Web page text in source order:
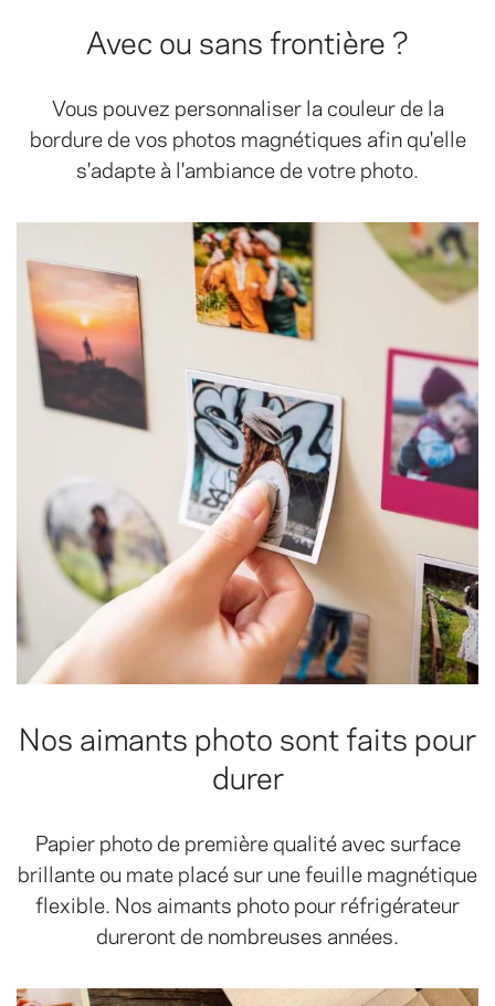
Avec ou sans frontière ?
Vous pouvez personnaliser la couleur de la
bordure de vos photos magnétiques afin qu'elle
s'adapte à l'ambiance de votre photo.
Nos aimants photo sont faits pour
durer
Papier photo de première qualité avec surface
brillante ou mate placé sur une feuille magnétique
flexible. Nos aimants photo pour réfrigérateur
dureront de nombreuses années.